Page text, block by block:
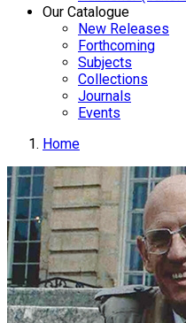
Our Catalogue
New Releases
Forthcoming
Subjects
Collections
Journals
Events
Home